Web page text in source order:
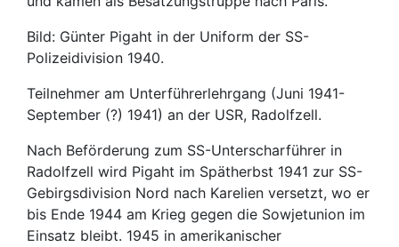
Bild: Günter Pigaht in der Uniform der SS-
Polizeidivision 1940.
Teilnehmer am Unterführerlehrgang (Juni 1941-
September (?) 1941) an der USR, Radolfzell.
Nach Beförderung zum SS-Unterscharführer in
Radolfzell wird Pigaht im Spätherbst 1941 zur SS-
Gebirgsdivision Nord nach Karelien versetzt, wo er
bis Ende 1944 am Krieg gegen die Sowjetunion im
Einsatz bleibt. 1945 in amerikanischer